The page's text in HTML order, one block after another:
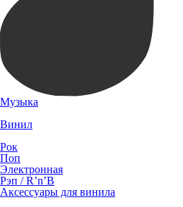
Музыка
Винил
Рок
Поп
Электронная
Рэп / R’n’B
Аксессуары для винила